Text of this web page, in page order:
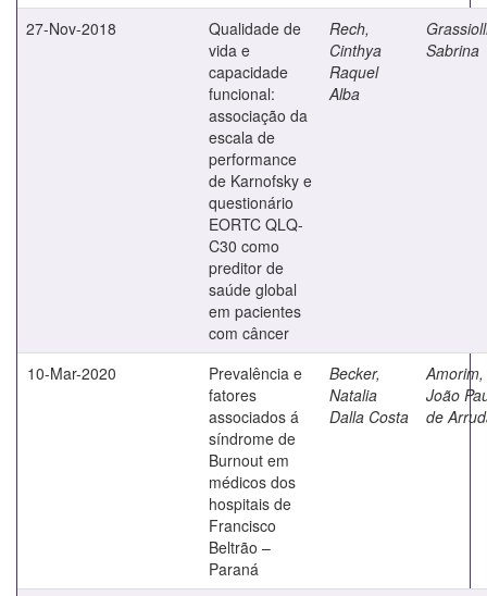
27-Nov-2018
Qualidade de
vida e
capacidade
funcional:
associação da
escala de
performance
de Karnofsky e
questionário
EORTC QLQ-
C30 como
preditor de
saúde global
em pacientes
com câncer
Rech,
Cinthya
Raquel
Alba
Sabrina
10-Mar-2020
Prevalência e
fatores
associados á
síndrome de
Burnout em
médicos dos
hospitais de
Francisco
Beltrão –
Paraná
Becker,
Natalia
Dalla Costa
Amorim,
João
de